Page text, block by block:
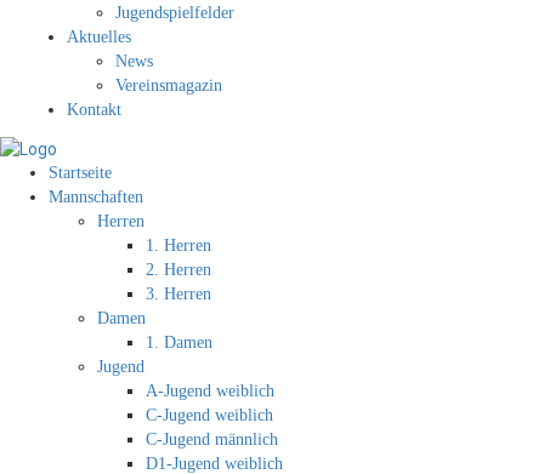
Jugendspielfelder
Aktuelles
News
Vereinsmagazin
Kontakt
Startseite
Mannschaften
Herren
1. Herren
2. Herren
3. Herren
Damen
1. Damen
Jugend
A-Jugend weiblich
C-Jugend weiblich
C-Jugend männlich
D1-Jugend weiblich